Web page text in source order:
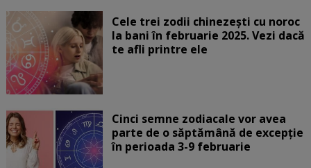
Cele trei zodii chinezești cu noroc
la bani în februarie 2025. Vezi dacă
te afli printre ele
Cinci semne zodiacale vor avea
parte de o săptămână de excepție
în perioada 3-9 februarie